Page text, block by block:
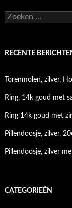
Zoeken
naar:
RECENTE
Torenmolen, zilver,
Ring, 14k goud met
Ring 14k goud met
Pillendoosje, zilver,
Pillendoosje, zilver
CATEGORIEËN